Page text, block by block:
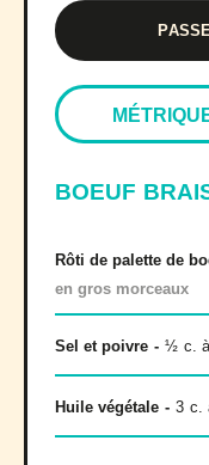
BOEUF
Rôti de palette de
en gros morceaux
Sel et poivre - ½ c.
Huile végétale - 3 c.